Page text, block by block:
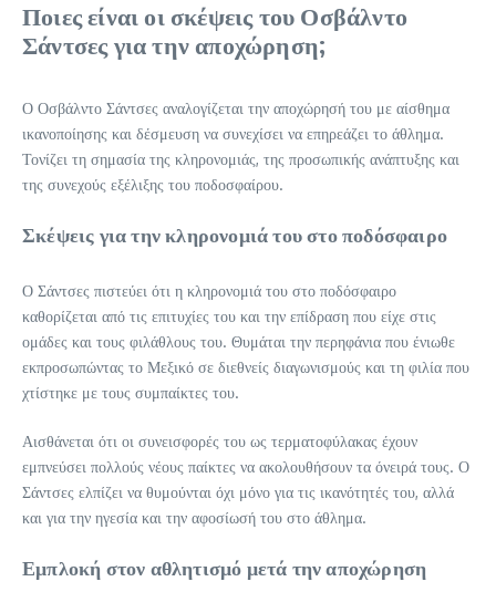
Ποιες είναι οι σκέψεις του Οσβάλντο
Σάντσες για την αποχώρηση;
Ο Οσβάλντο Σάντσες αναλογίζεται την αποχώρησή του με αίσθημα
ικανοποίησης και δέσμευση να συνεχίσει να επηρεάζει το άθλημα.
Τονίζει τη σημασία της κληρονομιάς, της προσωπικής ανάπτυξης και
της συνεχούς εξέλιξης του ποδοσφαίρου.
Σκέψεις για την κληρονομιά του στο ποδόσφαιρο
Ο Σάντσες πιστεύει ότι η κληρονομιά του στο ποδόσφαιρο
καθορίζεται από τις επιτυχίες του και την επίδραση που είχε στις
ομάδες και τους φιλάθλους του. Θυμάται την περηφάνια που ένιωθε
εκπροσωπώντας το Μεξικό σε διεθνείς διαγωνισμούς και τη φιλία που
χτίστηκε με τους συμπαίκτες του.
Αισθάνεται ότι οι συνεισφορές του ως τερματοφύλακας έχουν
εμπνεύσει πολλούς νέους παίκτες να ακολουθήσουν τα όνειρά τους. Ο
Σάντσες ελπίζει να θυμούνται όχι μόνο για τις ικανότητές του, αλλά
και για την ηγεσία και την αφοσίωσή του στο άθλημα.
Εμπλοκή στον αθλητισμό μετά την αποχώρηση